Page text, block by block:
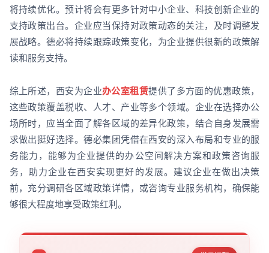
将持续优化。预计将会有更多针对中小企业、科技创新企业的
支持政策出台。企业应当保持对政策动态的关注，及时调整发
展战略。德必将持续跟踪政策变化，为企业提供很新的政策解
读和服务支持。
综上所述，西安为企业办公室租赁提供了多方面的优惠政策，
这些政策覆盖税收、人才、产业等多个领域。企业在选择办公
场所时，应当全面了解各区域的差异化政策，结合自身发展需
求做出挺好选择。德必集团凭借在西安的深入布局和专业的服
务能力，能够为企业提供的办公空间解决方案和政策咨询服
务，助力企业在西安实现更好的发展。建议企业在做出决策
前，充分调研各区域政策详情，或咨询专业服务机构，确保能
够很大程度地享受政策红利。